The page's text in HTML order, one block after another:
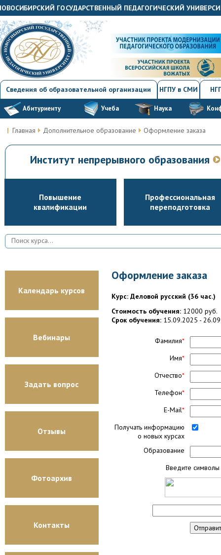
ГОСУДАРСТВЕННЫЙ ПЕДАГОГИЧЕСКИЙ
Сведения об образовательной организации НГПУ в СМИ
Абитуриенту Учеба Наука
Главная Дополнительное образование Оформление заказа
Институт непрерывного образования
Повышение
квалификации
Профессиональная
переподготовка
Календарь курсов
Вебинары
Задать вопрос
Отзывы
Фотоархив
Контакты
Оформление заказа
Курс: Деловой русский (36 час.)
Стоимость обучения: 12000 руб.
Срок обучения: 15.09.2025 -
Фамилия*
Имя*
Отчество*
Телефон*
E-Mail*
Получать информацию
о новых курсах
Образование
Введите символы